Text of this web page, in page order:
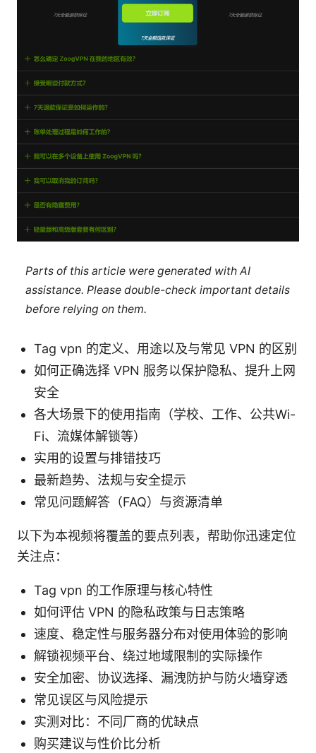
Parts of this article were generated with AI
assistance. Please double-check important details
before relying on them.
Tag vpn 的定义、用途以及与常见 VPN 的区别
如何正确选择 VPN 服务以保护隐私、提升上网
安全
各大场景下的使用指南（学校、工作、公共Wi-
Fi、流媒体解锁等）
实用的设置与排错技巧
最新趋势、法规与安全提示
常见问题解答（FAQ）与资源清单
以下为本视频将覆盖的要点列表，帮助你迅速定位
关注点：
Tag vpn 的工作原理与核心特性
如何评估 VPN 的隐私政策与日志策略
速度、稳定性与服务器分布对使用体验的影响
解锁视频平台、绕过地域限制的实际操作
安全加密、协议选择、漏洩防护与防火墙穿透
常见误区与风险提示
实测对比：不同厂商的优缺点
购买建议与性价比分析